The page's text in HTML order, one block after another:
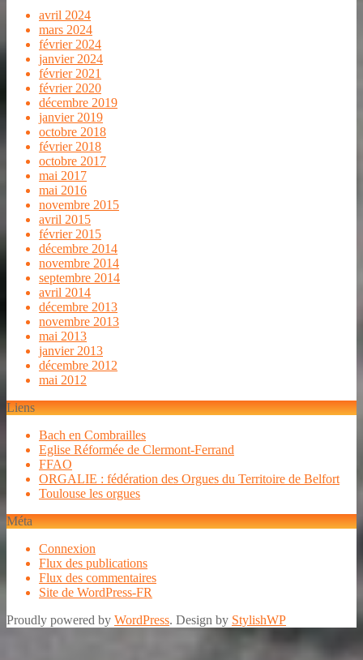
avril 2024
mars 2024
février 2024
janvier 2024
février 2021
février 2020
décembre 2019
janvier 2019
octobre 2018
février 2018
octobre 2017
mai 2017
mai 2016
novembre 2015
avril 2015
février 2015
décembre 2014
novembre 2014
septembre 2014
avril 2014
décembre 2013
novembre 2013
mai 2013
janvier 2013
décembre 2012
mai 2012
Liens
Bach en Combrailles
Eglise Réformée de Clermont-Ferrand
FFAO
ORGALIE : fédération des Orgues du Territoire de Belfort
Toulouse les orgues
Méta
Connexion
Flux des publications
Flux des commentaires
Site de WordPress-FR
Proudly powered by WordPress. Design by StylishWP